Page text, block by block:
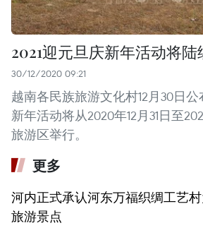
2021迎元旦庆新年活动将陆
30/12/2020 09:21
越南各民族旅游文化村12月30日公
新年活动将从2020年12月31日至
旅游区举行。
更多
河内正式承认河东万福织绸工艺
旅游景点